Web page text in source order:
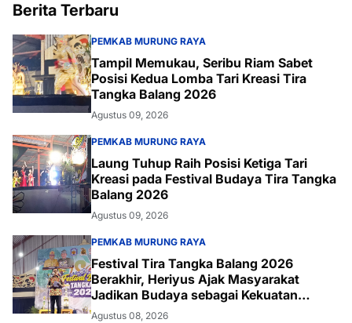
Berita Terbaru
PEMKAB MURUNG RAYA
Tampil Memukau, Seribu Riam Sabet
Posisi Kedua Lomba Tari Kreasi Tira
Tangka Balang 2026
Agustus 09, 2026
PEMKAB MURUNG RAYA
Laung Tuhup Raih Posisi Ketiga Tari
Kreasi pada Festival Budaya Tira Tangka
Balang 2026
Agustus 09, 2026
PEMKAB MURUNG RAYA
Festival Tira Tangka Balang 2026
Berakhir, Heriyus Ajak Masyarakat
Jadikan Budaya sebagai Kekuatan
Daerah
Agustus 08, 2026